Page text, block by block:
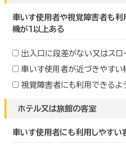
車いす使用者や視覚障害者も利
機が１以上ある
出入口に段差がない又はスロ
車いす使用者が近づきやすい
視覚障害者にも利用できるよ
ホテル又は旅館の客室
車いす使用者にも利用しやすい